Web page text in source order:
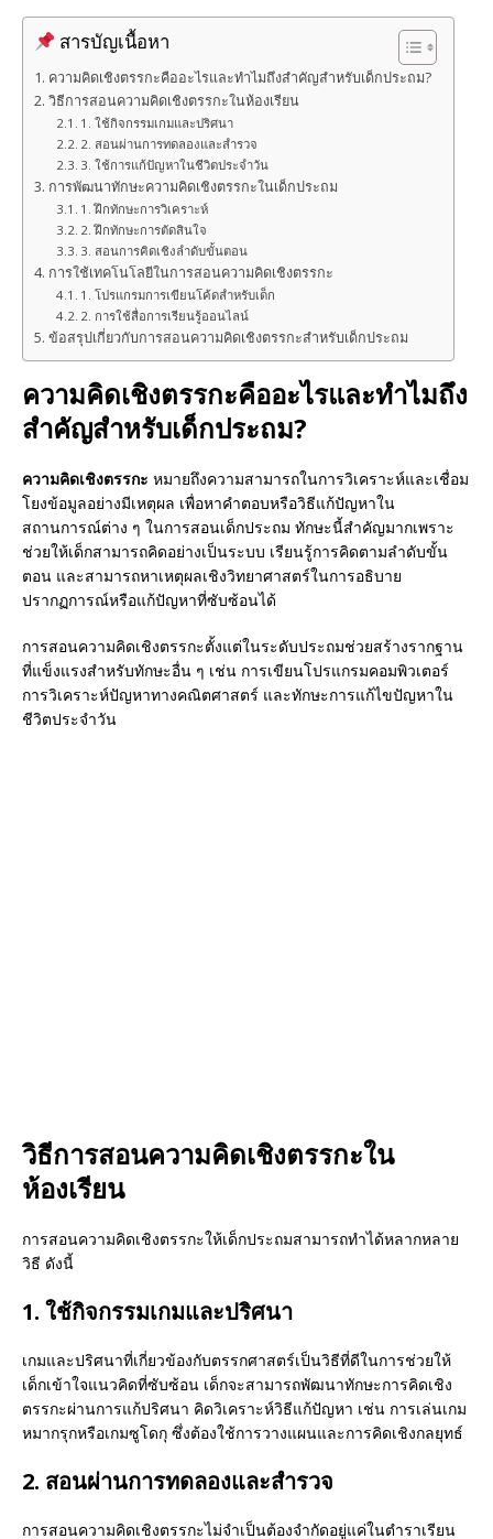
สารบัญเนื้อหา
ความคิดเชิงตรรกะคืออะไรและทำไมถึงสำคัญสำหรับเด็กประถม?
วิธีการสอนความคิดเชิงตรรกะในห้องเรียน
1. ใช้กิจกรรมเกมและปริศนา
2. สอนผ่านการทดลองและสำรวจ
3. ใช้การแก้ปัญหาในชีวิตประจำวัน
การพัฒนาทักษะความคิดเชิงตรรกะในเด็กประถม
1. ฝึกทักษะการวิเคราะห์
2. ฝึกทักษะการตัดสินใจ
3. สอนการคิดเชิงลำดับขั้นตอน
การใช้เทคโนโลยีในการสอนความคิดเชิงตรรกะ
1. โปรแกรมการเขียนโค้ดสำหรับเด็ก
2. การใช้สื่อการเรียนรู้ออนไลน์
ข้อสรุปเกี่ยวกับการสอนความคิดเชิงตรรกะสำหรับเด็กประถม
ความคิดเชิงตรรกะคืออะไรและทำไมถึง
สำคัญสำหรับเด็กประถม?
ความคิดเชิงตรรกะ หมายถึงความสามารถในการวิเคราะห์และเชื่อม
โยงข้อมูลอย่างมีเหตุผล เพื่อหาคำตอบหรือวิธีแก้ปัญหาใน
สถานการณ์ต่าง ๆ ในการสอนเด็กประถม ทักษะนี้สำคัญมากเพราะ
ช่วยให้เด็กสามารถคิดอย่างเป็นระบบ เรียนรู้การคิดตามลำดับขั้น
ตอน และสามารถหาเหตุผลเชิงวิทยาศาสตร์ในการอธิบาย
ปรากฏการณ์หรือแก้ปัญหาที่ซับซ้อนได้
การสอนความคิดเชิงตรรกะตั้งแต่ในระดับประถมช่วยสร้างรากฐาน
ที่แข็งแรงสำหรับทักษะอื่น ๆ เช่น การเขียนโปรแกรมคอมพิวเตอร์
การวิเคราะห์ปัญหาทางคณิตศาสตร์ และทักษะการแก้ไขปัญหาใน
ชีวิตประจำวัน
วิธีการสอนความคิดเชิงตรรกะใน
ห้องเรียน
การสอนความคิดเชิงตรรกะให้เด็กประถมสามารถทำได้หลากหลาย
วิธี ดังนี้
1. ใช้กิจกรรมเกมและปริศนา
เกมและปริศนาที่เกี่ยวข้องกับตรรกศาสตร์เป็นวิธีที่ดีในการช่วยให้
เด็กเข้าใจแนวคิดที่ซับซ้อน เด็กจะสามารถพัฒนาทักษะการคิดเชิง
ตรรกะผ่านการแก้ปริศนา คิดวิเคราะห์วิธีแก้ปัญหา เช่น การเล่นเกม
หมากรุกหรือเกมซูโดกุ ซึ่งต้องใช้การวางแผนและการคิดเชิงกลยุทธ์
2. สอนผ่านการทดลองและสำรวจ
การสอนความคิดเชิงตรรกะไม่จำเป็นต้องจำกัดอยู่แค่ในตำราเรียน